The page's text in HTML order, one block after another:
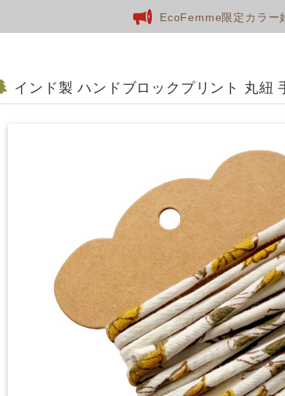
EcoFemme限定カラー
インド製 ハンドブロックプリント 丸